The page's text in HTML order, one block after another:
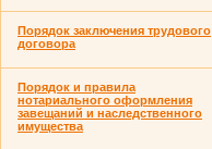
Порядок заключения трудового
договора
Порядок и правила
нотариального оформления
завещаний и наследственного
имущества